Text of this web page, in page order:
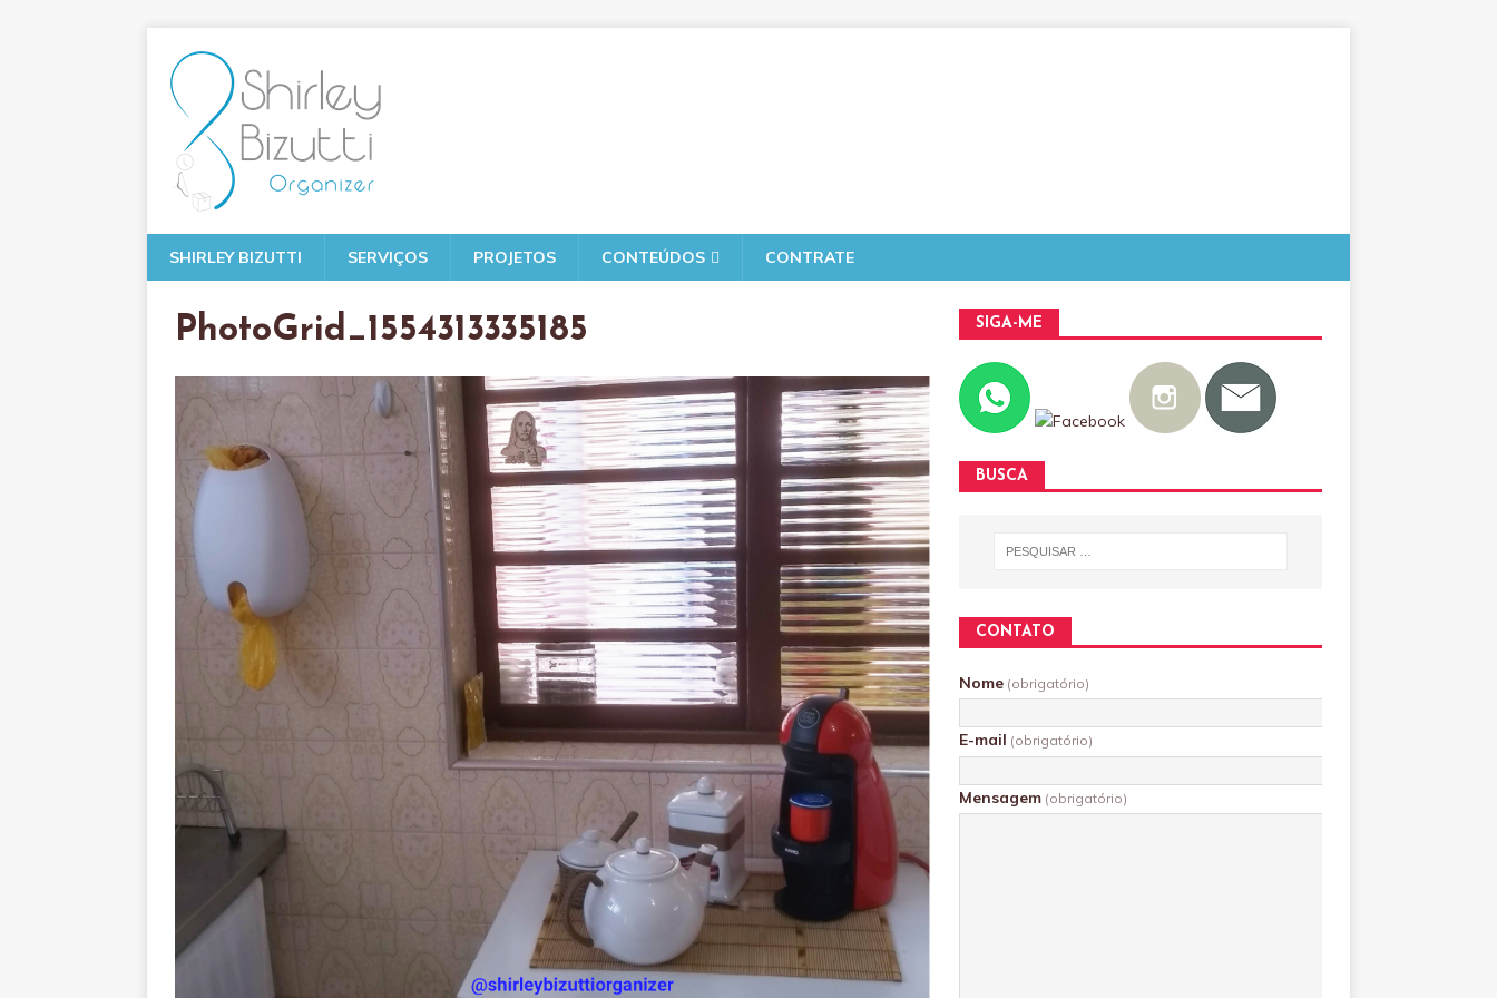
SHIRLEY BIZUTTI SERVIÇOS PROJETOS CONTEÚDOS CONTRATE
PhotoGrid_1554313335185 SIGA-ME
BUSCA
CONTATO
Nome (obrigatório)
E-mail (obrigatório)
Mensagem (obrigatório)